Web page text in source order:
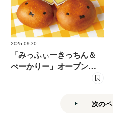
2025.09.20
「みっふぃーきっちん＆
べーかりー」オープン７
周年！ 王冠ピック付き
次の